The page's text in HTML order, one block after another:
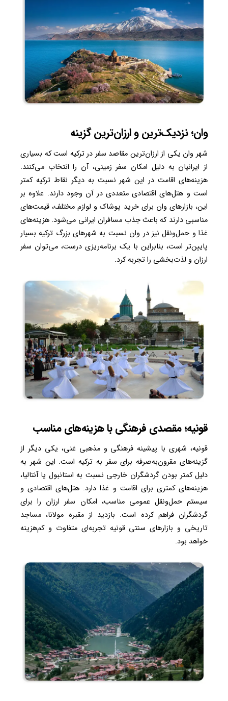
وان؛ نزدیک‌ترین و ارزان‌ترین گزینه
شهر وان یکی از ارزان‌ترین مقاصد سفر در ترکیه است که بسیاری
از ایرانیان به دلیل امکان سفر زمینی، آن را انتخاب می‌کنند.
هزینه‌های اقامت در این شهر نسبت به دیگر نقاط ترکیه کمتر
است و هتل‌های اقتصادی متعددی در آن وجود دارند. علاوه بر
این، بازارهای وان برای خرید پوشاک و لوازم مختلف، قیمت‌های
مناسبی دارند که باعث جذب مسافران ایرانی می‌شود. هزینه‌های
غذا و حمل‌ونقل نیز در وان نسبت به شهرهای بزرگ ترکیه بسیار
پایین‌تر است، بنابراین با یک برنامه‌ریزی درست، می‌توان سفر
ارزان و لذت‌بخشی را تجربه کرد.
قونیه؛ مقصدی فرهنگی با هزینه‌های مناسب
قونیه، شهری با پیشینه فرهنگی و مذهبی غنی، یکی دیگر از
گزینه‌های مقرون‌به‌صرفه برای سفر به ترکیه است. این شهر به
دلیل کمتر بودن گردشگران خارجی نسبت به استانبول یا آنتالیا،
هزینه‌های کمتری برای اقامت و غذا دارد. هتل‌های اقتصادی و
سیستم حمل‌ونقل عمومی مناسب، امکان سفر ارزان را برای
گردشگران فراهم کرده است. بازدید از مقبره مولانا، مساجد
تاریخی و بازارهای سنتی قونیه تجربه‌ای متفاوت و کم‌هزینه
خواهد بود.